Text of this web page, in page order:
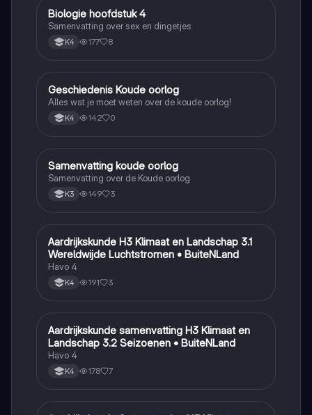
Biologie
Biologie hoofdstuk 4
Samenvatting over sex en dingetjes
K4 177 8
Geschiedenis
Geschiedenis Koude oorlog
Alles wat je moet weten over de koude oorlog!
K4 142 0
Geschiedenis
Samenvatting koude oorlog
Samenvatting over de Koude oorlog
K3 149 3
Aardrijkskunde
Aardrijkskunde H3 Klimaat en Landschap 3.1
Wereldwijde Luchtstromen • BuiteNLand
Havo 4
K4 191 3
Aardrijkskunde
Aardrijkskunde samenvatting H3 Klimaat en
Landschap 3.2 Seizoenen • BuiteNLand
Havo 4
K4 178 7